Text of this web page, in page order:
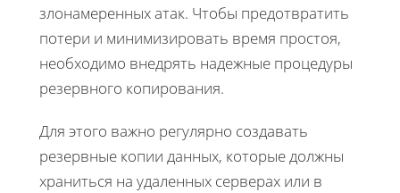
злонамеренных атак. Чтобы предотвратить
потери и минимизировать время простоя,
необходимо внедрять надежные процедуры
резервного копирования.
Для этого важно регулярно создавать
резервные копии данных, которые должны
храниться на удаленных серверах или в